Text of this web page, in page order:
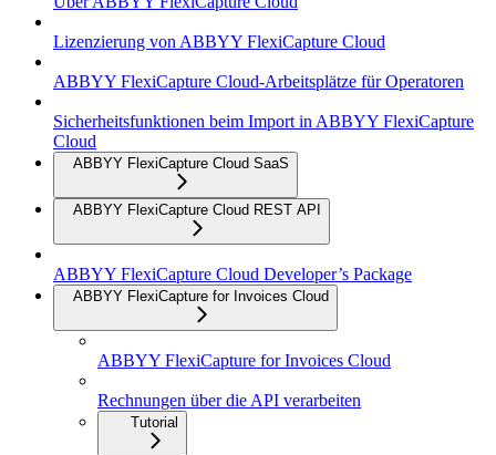
Lizenzierung von ABBYY FlexiCapture Cloud
ABBYY FlexiCapture Cloud-Arbeitsplätze für Operatoren
Sicherheitsfunktionen beim Import in ABBYY FlexiCapture
Cloud
ABBYY FlexiCapture Cloud SaaS
ABBYY FlexiCapture Cloud REST API
ABBYY FlexiCapture Cloud Developer’s Package
ABBYY FlexiCapture for Invoices Cloud
ABBYY FlexiCapture for Invoices Cloud
Rechnungen über die API verarbeiten
Tutorial